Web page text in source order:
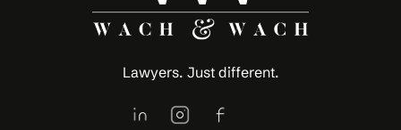
Lawyers. Just different.